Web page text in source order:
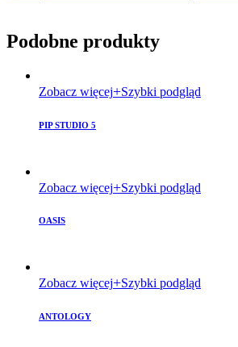
Podobne produkty
Zobacz więcej Szybki podgląd
PIP STUDIO 5
Zobacz więcej Szybki podgląd
OASIS
Zobacz więcej Szybki podgląd
ANTOLOGY